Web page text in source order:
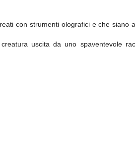
con strumenti olografici e che siano
uscita da uno spaventevole